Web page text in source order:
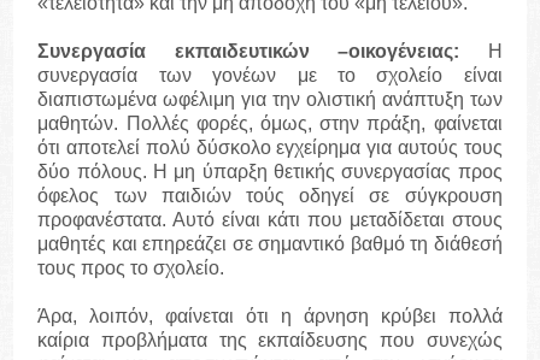
Συνεργασία εκπαιδευτικών –οικογένειας: Η
συνεργασία των γονέων με το σχολείο είναι
διαπιστωμένα ωφέλιμη για την ολιστική ανάπτυξη των
μαθητών. Πολλές φορές, όμως, στην πράξη, φαίνεται
ότι αποτελεί πολύ δύσκολο εγχείρημα για αυτούς τους
δύο πόλους. Η μη ύπαρξη θετικής συνεργασίας προς
όφελος των παιδιών τούς οδηγεί σε σύγκρουση
προφανέστατα. Αυτό είναι κάτι που μεταδίδεται στους
μαθητές και επηρεάζει σε σημαντικό βαθμό τη διάθεσή
τους προς το σχολείο.
Άρα, λοιπόν, φαίνεται ότι η άρνηση κρύβει πολλά
καίρια προβλήματα της εκπαίδευσης που συνεχώς